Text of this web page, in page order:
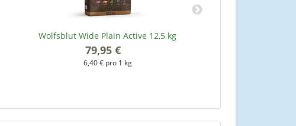
Wolfsblut Wide Plain Active 12,5 kg
79,95 €
6,40 € pro 1 kg